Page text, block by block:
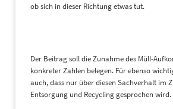
ob sich in dieser Richtung etwas tut.
Der Beitrag soll die Zunahme des Müll-
konkreter Zahlen belegen. Für ebenso
auch, dass nur über diesen Sachverhalt im
Entsorgung und Recycling gesprochen wird.